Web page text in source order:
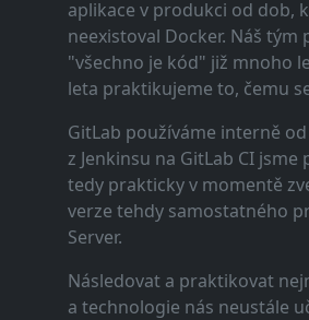
aplikace v produkci od dob,
neexistoval Docker. Náš tým
"všechno je kód" již mnoho
leta praktikujeme to, čemu
GitLab používáme interně
z Jenkinsu na GitLab CI jsme
tedy prakticky v momentě
verze tehdy samostatného
Server.
Následovat a praktikovat
a technologie nás neustále